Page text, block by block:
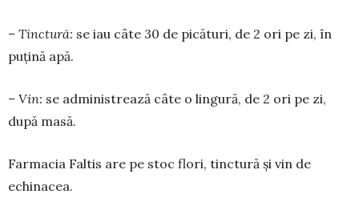
– Tinctură: se iau câte 30 de pică­turi, de 2 ori pe zi, în
puțină apă.
– Vin: se adminis­trea­ză câte o lin­gură, de 2 ori pe zi,
după masă.
Farmacia Faltis are pe stoc flori, tinctură și vin de
echinacea.